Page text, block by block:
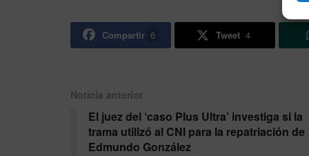
Compartir 6 Tweet 4
Noticia anterior
El juez del ‘caso Plus Ultra’ investiga si la
trama utilizó al CNI para la repatriación de
Edmundo González